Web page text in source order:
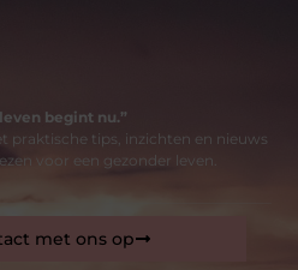
begint nu.”
praktische tips, inzichten en nieuws
voor een gezonder leven.
met ons op